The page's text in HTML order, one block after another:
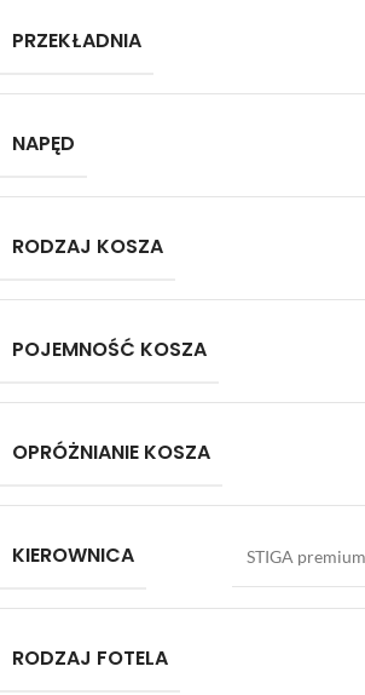
PRZEKŁADNIA
NAPĘD
RODZAJ KOSZA
POJEMNOŚĆ KOSZA
OPRÓŻNIANIE KOSZA
KIEROWNICA STIGA
RODZAJ FOTELA